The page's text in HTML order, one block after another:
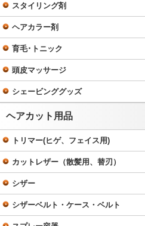
スタイリング剤
ヘアカラー剤
育毛･トニック
頭皮マッサージ
シェービンググッズ
ヘアカット用品
トリマー(ヒゲ、フェイス用)
カットレザー（散髪用、替刃）
シザー
シザーベルト・ケース・ベルト